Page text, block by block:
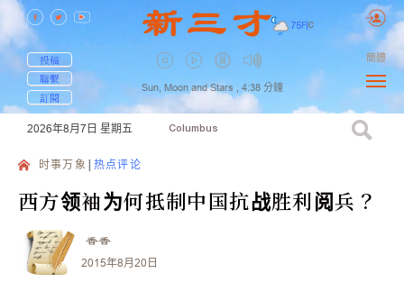
75F| C
投稿
聯繫
訂閱
Sun, Moon and Stars , 4:38 分鐘
簡體
2026年8月7日 星期五 Columbus
时事万象 热点评论
西方领袖为何抵制中国抗战胜利阅兵？
香香
2015年8月20日